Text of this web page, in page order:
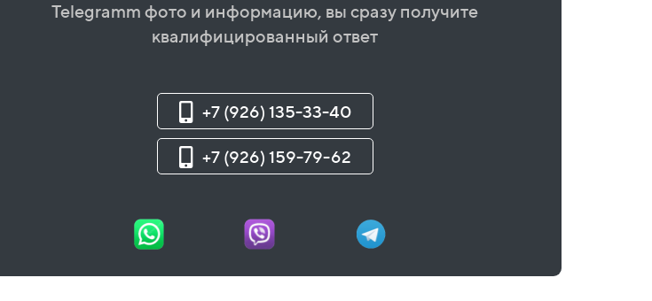
Telegramm фото и информацию, вы сразу получите
квалифицированный ответ
+7 (926) 135-33-40
+7 (926) 159-79-62